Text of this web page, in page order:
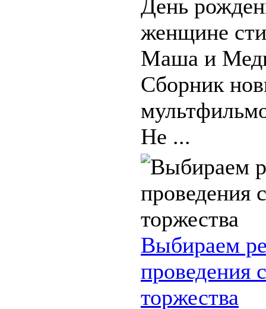
День
женщине
Маша и
Сборник
Не ...
Выбираем
проведения
торжества